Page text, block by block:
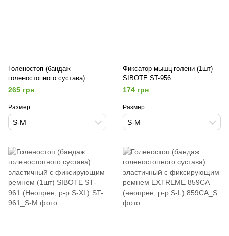
Голеностоп (бандаж
голеностопного сустава)
эластичный удлиненный (1шт)
SIBOTE ST-947 (неопрен,
спандекс, р-р S-XL)
265 грн
Размер
S-M
Фиксатор мышц голени (1шт)
SIBOTE ST-956
(Неопрен,спандекс, р-р S-XL)
174 грн
Размер
S-M